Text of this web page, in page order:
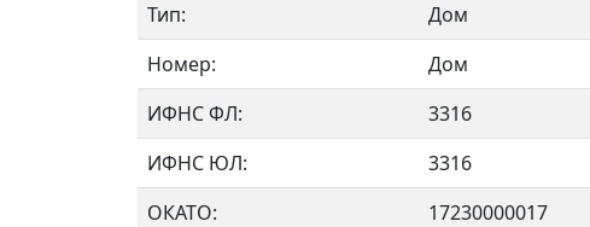
Тип:
Дом
Номер:
Дом
ИФНС ФЛ:
3316
ИФНС ЮЛ:
3316
ОКАТО:
17230000017